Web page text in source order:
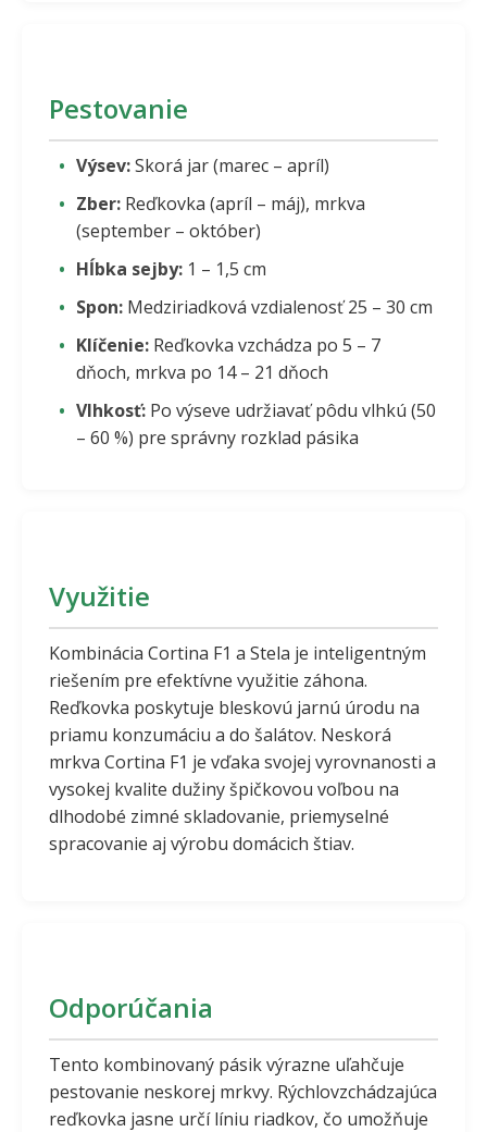
Pestovanie
Výsev:Skorá jar (marec – apríl)
Zber: Reďkovka (apríl – máj), mrkva
(september – október)
Hĺbka sejby: 1 – 1,5 cm
Spon: Medziriadková vzdialenosť 25 – 30 cm
Klíčenie: Reďkovka vzchádza po 5 – 7
dňoch, mrkva po 14 – 21 dňoch
Vlhkosť: Po výseve udržiavať pôdu vlhkú (50
– 60 %) pre správny rozklad pásika
Využitie
Kombinácia Cortina F1 a Stela je inteligentným
riešením pre efektívne využitie záhona.
Reďkovka poskytuje bleskovú jarnú úrodu na
priamu konzumáciu a do šalátov. Neskorá
mrkva Cortina F1 je vďaka svojej vyrovnanosti a
vysokej kvalite dužiny špičkovou voľbou na
dlhodobé zimné skladovanie, priemyselné
spracovanie aj výrobu domácich štiav.
Odporúčania
Tento kombinovaný pásik výrazne uľahčuje
pestovanie neskorej mrkvy. Rýchlovzchádzajúca
reďkovka jasne určí líniu riadkov, čo umožňuje